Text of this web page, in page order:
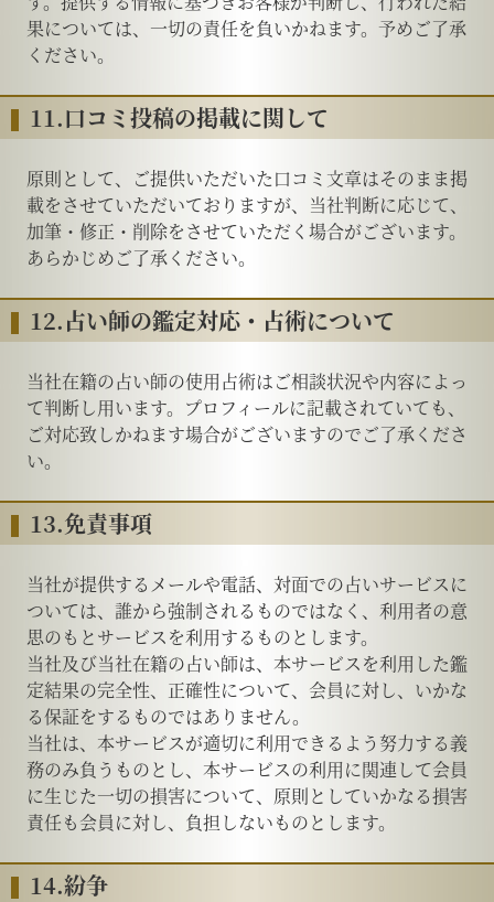
果については、一切の責任を負いかねます。予めご了承
ください。
11.口コミ投稿の掲載に関して
原則として、ご提供いただいた口コミ文章はそのまま掲
載をさせていただいておりますが、当社判断に応じて、
加筆・修正・削除をさせていただく場合がございます。
あらかじめご了承ください。
12.占い師の鑑定対応・占術について
当社在籍の占い師の使用占術はご相談状況や内容によっ
て判断し用います。プロフィールに記載されていても、
ご対応致しかねます場合がございますのでご了承くださ
い。
13.免責事項
当社が提供するメールや電話、対面での占いサービスに
ついては、誰から強制されるものではなく、利用者の意
思のもとサービスを利用するものとします。
当社及び当社在籍の占い師は、本サービスを利用した鑑
定結果の完全性、正確性について、会員に対し、いかな
る保証をするものではありません。
当社は、本サービスが適切に利用できるよう努力する義
務のみ負うものとし、本サービスの利用に関連して会員
に生じた一切の損害について、原則としていかなる損害
責任も会員に対し、負担しないものとします。
14.紛争